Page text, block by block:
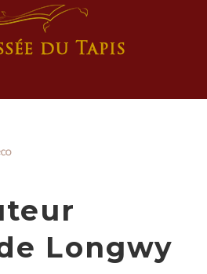
Longwy